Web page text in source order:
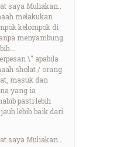
saya Muliakan..
melakukan
kelompok di
menyambung
\" apabila
sholat / orang
masuk dan
yang ia
pasti lebih
lebih baik dari
saya Muliakan…